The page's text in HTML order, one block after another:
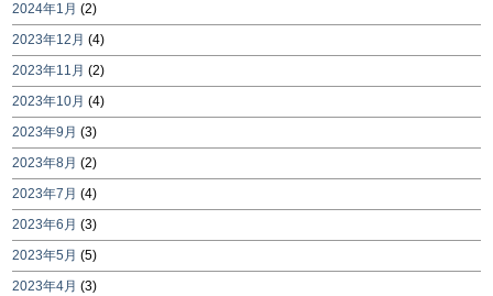
2024年1月 (2)
2023年12月 (4)
2023年11月 (2)
2023年10月 (4)
2023年9月 (3)
2023年8月 (2)
2023年7月 (4)
2023年6月 (3)
2023年5月 (5)
2023年4月 (3)